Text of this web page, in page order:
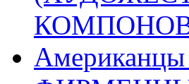
Американцы